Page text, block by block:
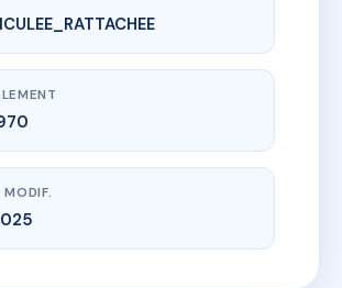
AE3517422
LE VOLTAIRE
50230 Agon-Coutainville
MODIF.